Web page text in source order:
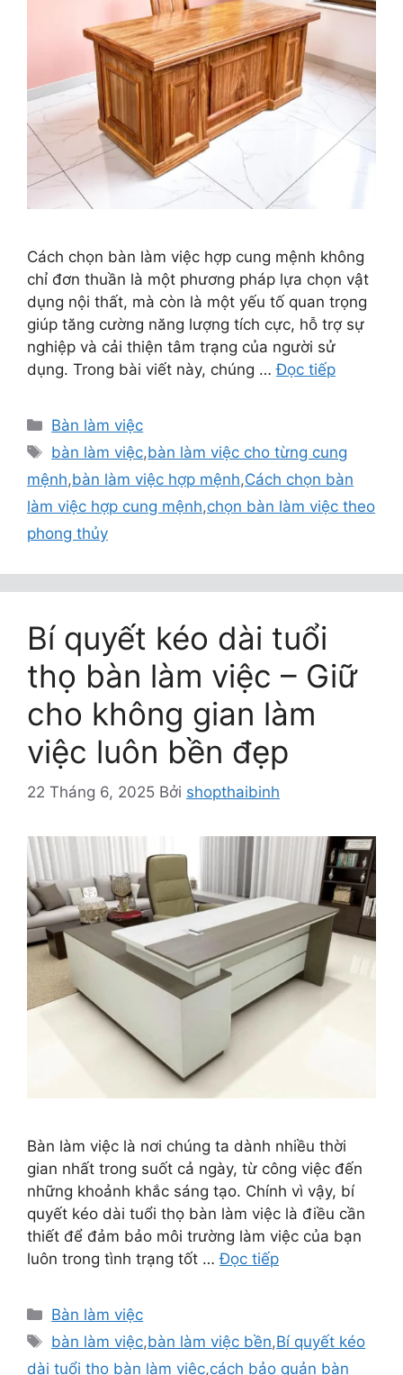
Cách chọn bàn làm việc hợp cung mệnh không
chỉ đơn thuần là một phương pháp lựa chọn vật
dụng nội thất, mà còn là một yếu tố quan trọng
giúp tăng cường năng lượng tích cực, hỗ trợ sự
nghiệp và cải thiện tâm trạng của người sử
dụng. Trong bài viết này, chúng …Đọc tiếp
Danh
mục
Bàn làm việc
Thẻ
bàn làm việc,bàn làm việc cho từng cung
mệnh,bàn làm việc hợp mệnh,Cách chọn bàn
làm việc hợp cung mệnh,chọn bàn làm việc theo
phong thủy
Bí quyết kéo dài tuổi
thọ bàn làm việc – Giữ
cho không gian làm
việc luôn bền đẹp
22 Tháng 6, 2025 Bởi shopthaibinh
Bàn làm việc là nơi chúng ta dành nhiều thời
gian nhất trong suốt cả ngày, từ công việc đến
những khoảnh khắc sáng tạo. Chính vì vậy, bí
quyết kéo dài tuổi thọ bàn làm việc là điều cần
thiết để đảm bảo môi trường làm việc của bạn
luôn trong tình trạng tốt …Đọc tiếp
Danh
mục
Bàn làm việc
Thẻ
bàn làm việc,bàn làm việc bền,Bí quyết kéo
dài tuổi thọ bàn làm việc,cách bảo quản bàn